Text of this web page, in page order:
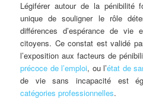
Légiférer autour de la pénibilité
unique de souligner le rôle
différences d’espérance de
citoyens. Ce constat est validé
l’exposition aux facteurs de
précoce de l’emploi, ou l’état de
de vie sans incapacité est
catégories professionnelles.